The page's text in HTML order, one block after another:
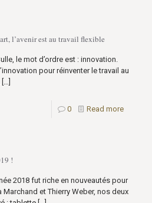
l’avenir est au travail flexible
le mot d’ordre est : innovation.
pour réinventer le travail au
[…]
0 Read more
!
2018 fut riche en nouveautés pour
et Thierry Weber, nos deux